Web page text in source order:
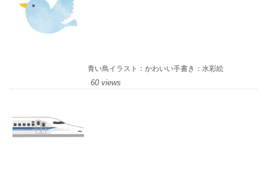
青い鳥イラスト：かわいい手書き：水彩絵
60 views